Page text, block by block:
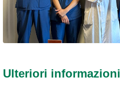
Ulteriori informazioni